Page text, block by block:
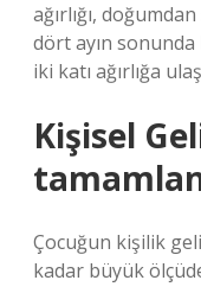
ağırlığı,
dört ayın sonunda
iki katı ağırlığa
Kişisel
Çocuğun kişilik
kadar büyük